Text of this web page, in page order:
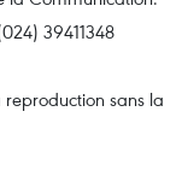
39411348
sans la